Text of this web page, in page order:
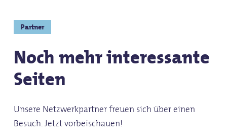
Partner
Noch mehr interessante
Seiten
Unsere Netzwerkpartner freuen sich über einen
Besuch. Jetzt vorbeischauen!